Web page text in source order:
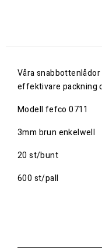
Våra
effektivare packning
Modell fefco 0711
3mm brun enkelwell
20 st/bunt
600 st/pall